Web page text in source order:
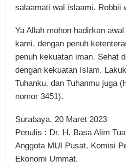
salaamati wal islaami. Robbii
Ya Allah mohon hadirkan
kami, dengan penuh
penuh kekuatan iman. Sehat
dengan kekuatan Islam.
Tuhanku, dan Tuhanmu juga
nomor 3451).
Surabaya, 20 Maret 2023
Penulis : Dr. H. Basa Alim
Anggota MUI Pusat, Komisi
Ekonomi Ummat.